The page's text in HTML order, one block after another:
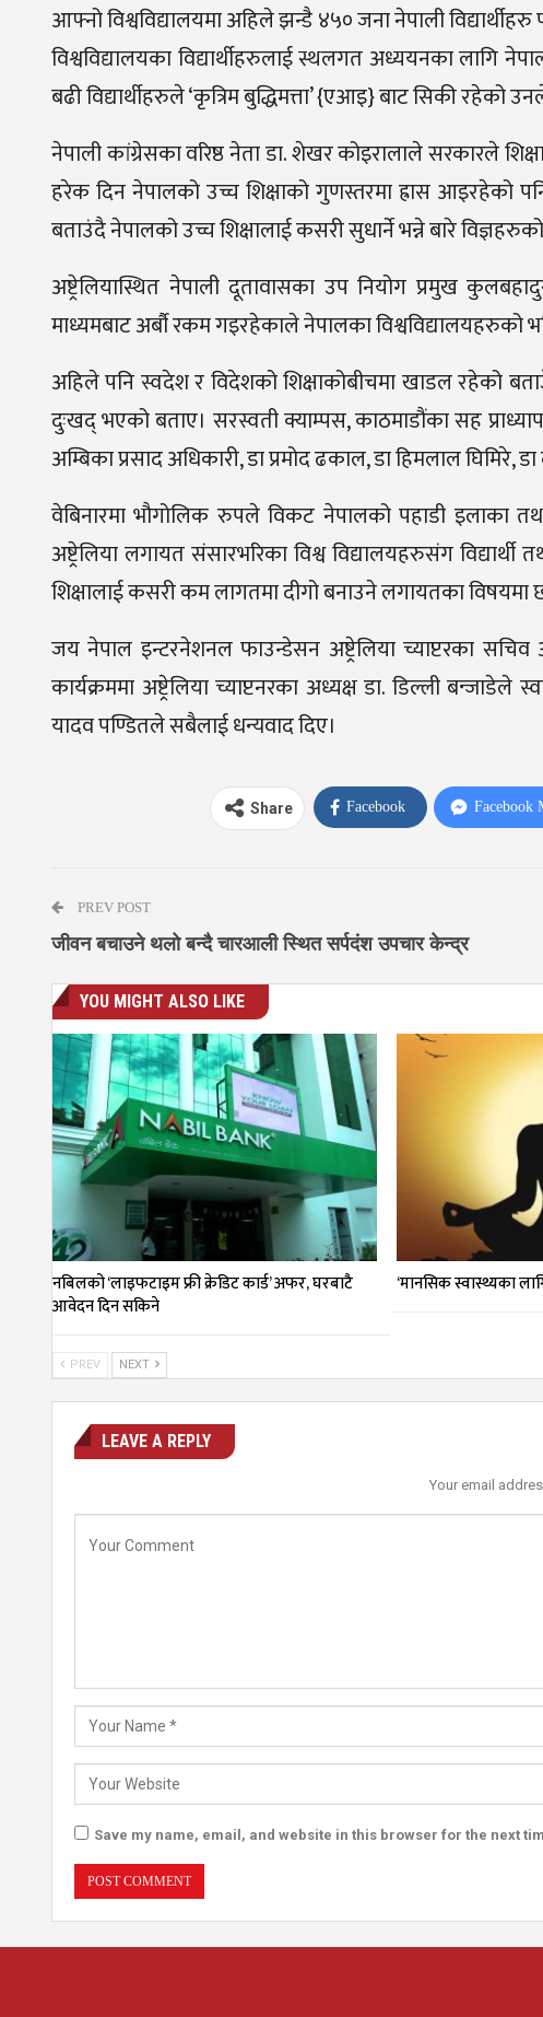
आफ्नो विश्वविद्यालयमा अहिले झन्डै ४५० जना नेपाली
विश्वविद्यालयका विद्यार्थीहरुलाई स्थलगत अध्ययनका लागि
बढी विद्यार्थीहरुले ‘कृत्रिम बुद्धिमत्ता’ {एआइ} बाट सिकी रहेको
नेपाली कांग्रेसका वरिष्ठ नेता डा. शेखर कोइरालाले सरकारले
हरेक दिन नेपालको उच्च शिक्षाको गुणस्तरमा ह्रास आइरहेको
बताउंदै नेपालको उच्च शिक्षालाई कसरी सुधार्ने भन्ने बारे
अष्ट्रेलियास्थित नेपाली दूतावासका उप नियोग प्रमुख
माध्यमबाट अर्बौ रकम गइरहेकाले नेपालका विश्वविद्यालयहरुको
अहिले पनि स्वदेश र विदेशको शिक्षाकोबीचमा खाडल रहेको
दुःखद् भएको बताए। सरस्वती क्याम्पस, काठमाडौंका सह
अम्बिका प्रसाद अधिकारी, डा प्रमोद ढकाल, डा हिमलाल
वेबिनारमा भौगोलिक रुपले विकट नेपालको पहाडी इलाका
अष्ट्रेलिया लगायत संसारभरिका विश्व विद्यालयहरुसंग
शिक्षालाई कसरी कम लागतमा दीगो बनाउने लगायतका
जय नेपाल इन्टरनेशनल फाउन्डेसन अष्ट्रेलिया च्याप्टरका
कार्यक्रममा अष्ट्रेलिया च्याप्टनरका अध्यक्ष डा. डिल्ली
यादव पण्डितले सबैलाई धन्यवाद दिए।
Share Facebook Facebook
PREV POST
जीवन बचाउने थलो बन्दै चारआली स्थित सर्पदंश उपचार केन्द्र
YOU MIGHT ALSO LIKE
नबिलको ‘लाइफटाइम फ्री क्रेडिट कार्ड’ अफर, घरबाटै
आवेदन दिन सकिने
‘मानसिक स्वास्थ्यका
PREV NEXT
LEAVE A REPLY
Your email
Save my name, email, and website in this browser for the next